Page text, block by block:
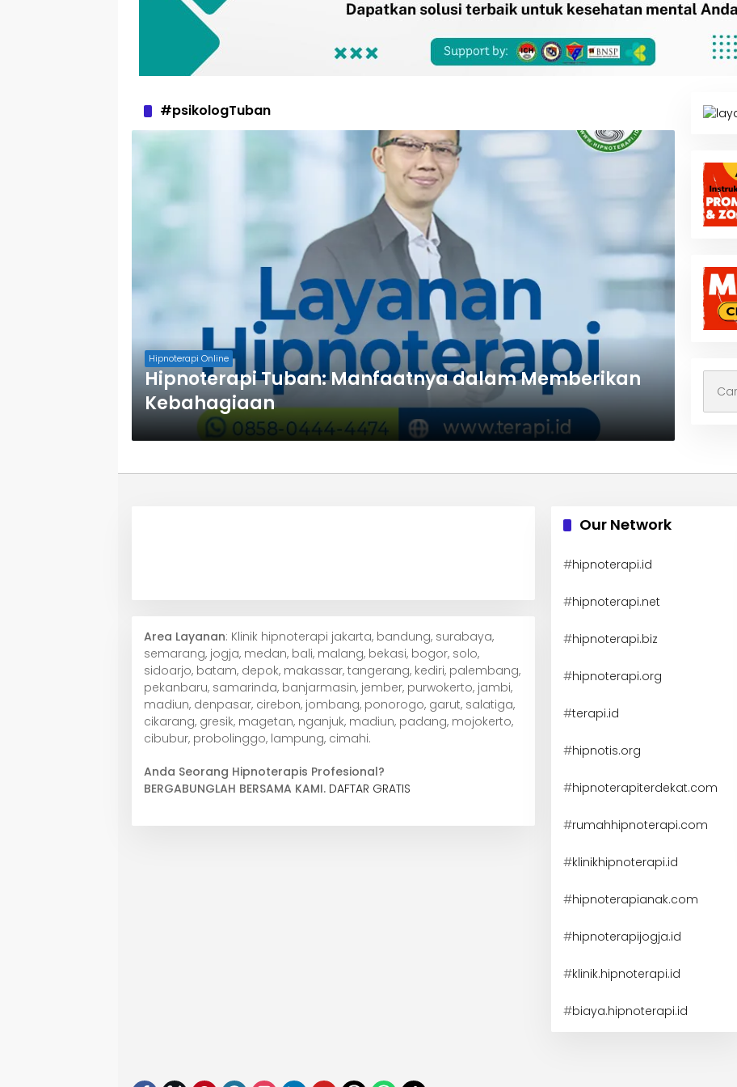
#psikologTuban
Hipnoterapi Online
Hipnoterapi Tuban: Manfaatnya dalam Memberikan
Kebahagiaan
untuk:
Area Layanan: Klinik hipnoterapi jakarta, bandung, surabaya,
semarang, jogja, medan, bali, malang, bekasi, bogor, solo,
sidoarjo, batam, depok, makassar, tangerang, kediri, palembang,
pekanbaru, samarinda, banjarmasin, jember, purwokerto, jambi,
madiun, denpasar, cirebon, jombang, ponorogo, garut, salatiga,
cikarang, gresik, magetan, nganjuk, madiun, padang, mojokerto,
cibubur, probolinggo, lampung, cimahi.
Anda Seorang Hipnoterapis Profesional?
BERGABUNGLAH BERSAMA KAMI. DAFTAR GRATIS
Our Network
#hipnoterapi.id
#hipnoterapi.net
#hipnoterapi.biz
#hipnoterapi.org
#terapi.id
#hipnotis.org
#hipnoterapiterdekat.com
#rumahhipnoterapi.com
#klinikhipnoterapi.id
#hipnoterapianak.com
#hipnoterapijogja.id
#klinik.hipnoterapi.id
#biaya.hipnoterapi.id